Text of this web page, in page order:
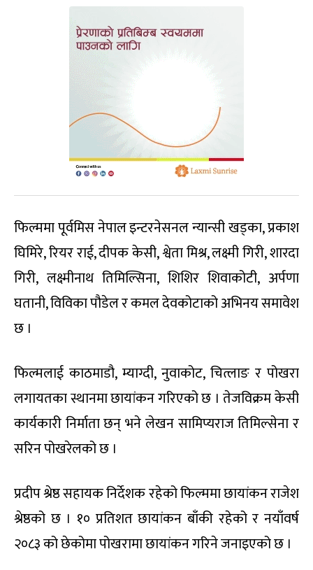
फिल्ममा पूर्वमिस नेपाल इन्टरनेसनल न्यान्सी खड्का, प्रकाश
घिमिरे, रियर राई, दीपक केसी, श्वेता मिश्र, लक्ष्मी गिरी, शारदा
गिरी, लक्ष्मीनाथ तिमिल्सिना, शिशिर शिवाकोटी, अर्पणा
घतानी, विविका पौडेल र कमल देवकोटाको अभिनय समावेश
छ ।
फिल्मलाई काठमाडौ, म्याग्दी, नुवाकोट, चित्लाङ र पोखरा
लगायतका स्थानमा छायांकन गरिएको छ । तेजविक्रम केसी
कार्यकारी निर्माता छन् भने लेखन सामिप्यराज तिमिल्सेना र
सरिन पोखरेलको छ ।
प्रदीप श्रेष्ठ सहायक निर्देशक रहेको फिल्ममा छायांकन राजेश
श्रेष्ठको छ । १० प्रतिशत छायांकन बाँकी रहेको र नयाँवर्ष
२०८३ को छेकोमा पोखरामा छायांकन गरिने जनाइएको छ ।